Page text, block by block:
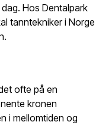
Hos Dentalpark
tanntekniker i Norge
ofte på en
kronen
i mellomtiden og